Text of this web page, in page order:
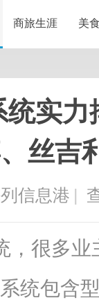
商旅生涯 美
实
丝吉
信息港 |
，很多
统包含